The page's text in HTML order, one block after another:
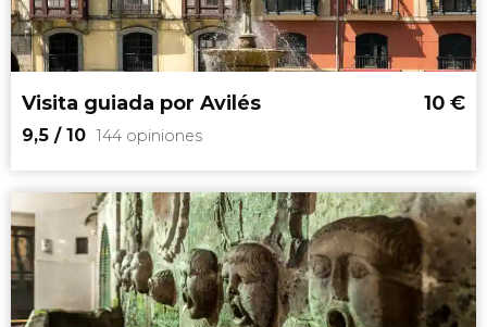
Tierra de descubridores, marinera y medieval
Visita guiada por Avilés
9,5 / 10 144 opiniones
10 €


144 opiniones